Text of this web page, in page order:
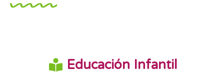
Educación Infantil